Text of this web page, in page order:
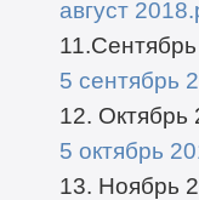
август
5 сентябрь
12. Октябрь
5 октябрь
13. Ноябрь